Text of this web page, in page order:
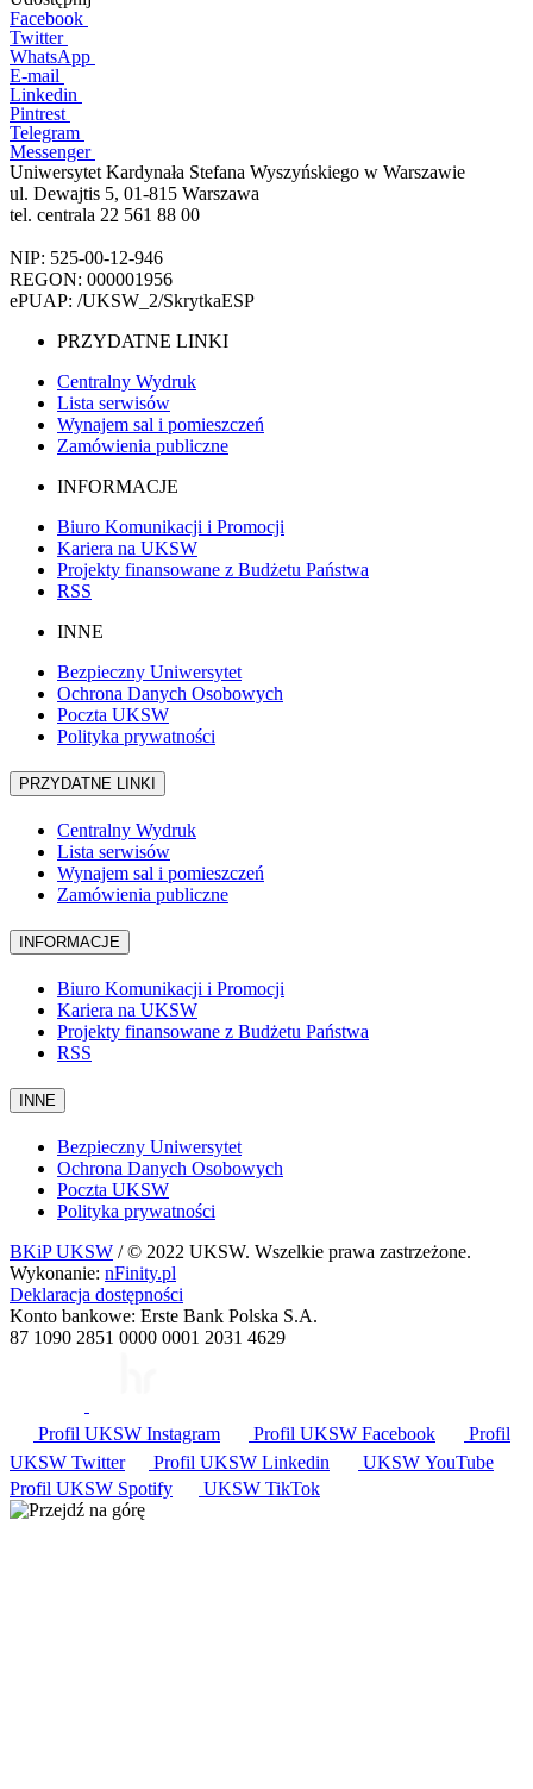
Facebook
Twitter
WhatsApp
E-mail
Linkedin
Pintrest
Telegram
Messenger
Uniwersytet Kardynała Stefana Wyszyńskiego w Warszawie
ul. Dewajtis 5, 01-815 Warszawa
tel. centrala 22 561 88 00
NIP: 525-00-12-946
REGON: 000001956
ePUAP: /UKSW_2/SkrytkaESP
PRZYDATNE LINKI
Centralny Wydruk
Lista serwisów
Wynajem sal i pomieszczeń
Zamówienia publiczne
INFORMACJE
Biuro Komunikacji i Promocji
Kariera na UKSW
Projekty finansowane z Budżetu Państwa
RSS
INNE
Bezpieczny Uniwersytet
Ochrona Danych Osobowych
Poczta UKSW
Polityka prywatności
PRZYDATNE LINKI
Centralny Wydruk
Lista serwisów
Wynajem sal i pomieszczeń
Zamówienia publiczne
INFORMACJE
Biuro Komunikacji i Promocji
Kariera na UKSW
Projekty finansowane z Budżetu Państwa
RSS
INNE
Bezpieczny Uniwersytet
Ochrona Danych Osobowych
Poczta UKSW
Polityka prywatności
BKiP UKSW / © 2022 UKSW. Wszelkie prawa zastrzeżone.
Wykonanie: nFinity.pl
Deklaracja dostępności
Konto bankowe: Erste Bank Polska S.A.
87 1090 2851 0000 0001 2031 4629
Profil UKSW Instagram Profil UKSW Facebook
Profil
UKSW Twitter Profil UKSW Linkedin UKSW YouTube
Profil UKSW Spotify UKSW TikTok